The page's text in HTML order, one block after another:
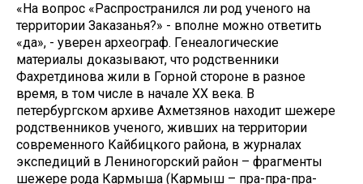
«На вопрос «Распространился ли род ученого на
территории Заказанья?» - вполне можно ответить
«да», - уверен археограф. Генеалогические
материалы доказывают, что родственники
Фахретдинова жили в Горной стороне в разное
время, в том числе в начале XX века. В
петербургском архиве Ахметзянов находит шежере
родственников ученого, живших на территории
современного Кайбицкого района, в журналах
экспедиций в Лениногорский район – фрагменты
шежере рода Кармыша (Кармыш – пра-пра-пра-